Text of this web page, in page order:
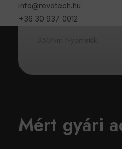
info@revotech.hu
+36 30 937 0012
Katalógus Nm
Mért gyári